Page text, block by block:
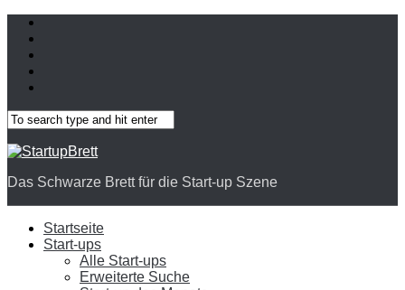
Das Schwarze Brett für die Start-up Szene
Startseite
Start-ups
Alle Start-ups
Erweiterte Suche